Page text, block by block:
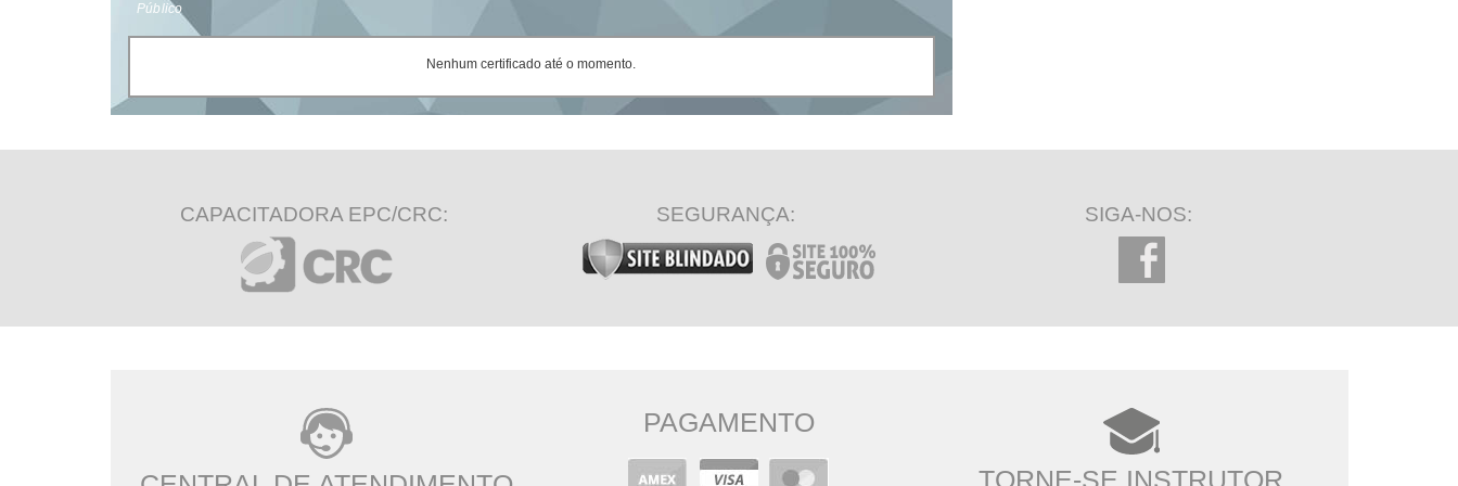
Público
Nenhum certificado até o momento.
CAPACITADORA EPC/CRC: SEGURANÇA: SIGA-NOS:
PAGAMENTO
TORNE-SE INSTRUTOR